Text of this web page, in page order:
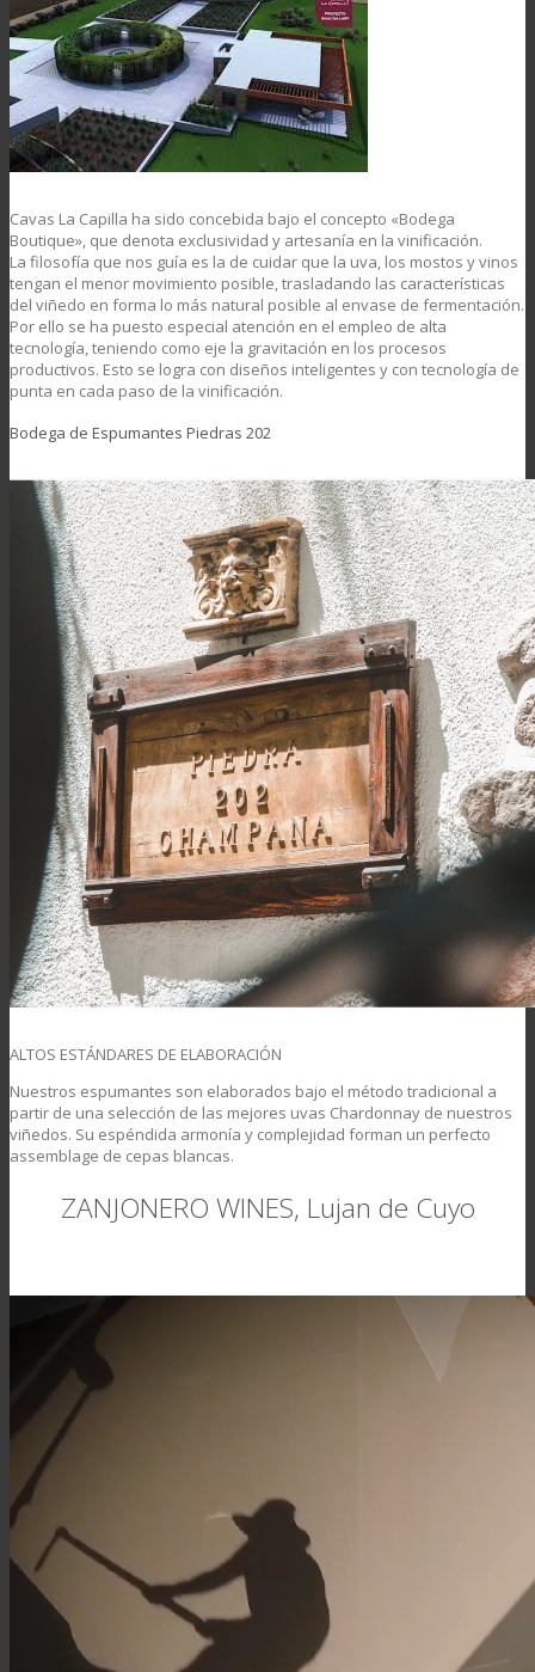
Cavas La Capilla ha sido concebida bajo el concepto «Bodega
Boutique», que denota exclusividad y artesanía en la vinificación.
La filosofía que nos guía es la de cuidar que la uva, los mostos y vinos
tengan el menor movimiento posible, trasladando las características
del viñedo en forma lo más natural posible al envase de fermentación.
Por ello se ha puesto especial atención en el empleo de alta
tecnología, teniendo como eje la gravitación en los procesos
productivos. Esto se logra con diseños inteligentes y con tecnología de
punta en cada paso de la vinificación.
Bodega de Espumantes Piedras 202
ALTOS ESTÁNDARES DE ELABORACIÓN
Nuestros espumantes son elaborados bajo el método tradicional a
partir de una selección de las mejores uvas Chardonnay de nuestros
viñedos. Su espéndida armonía y complejidad forman un perfecto
assemblage de cepas blancas.
ZANJONERO WINES, Lujan de Cuyo